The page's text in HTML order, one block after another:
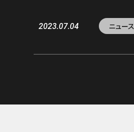
2023.07.04 ニュース